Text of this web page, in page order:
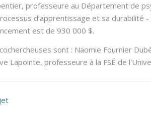
professeure au Département de
d’apprentissage et sa durabilité
est de 930 000 $.
sont : Naomie Fournier
Lapointe, professeure à la FSÉ de